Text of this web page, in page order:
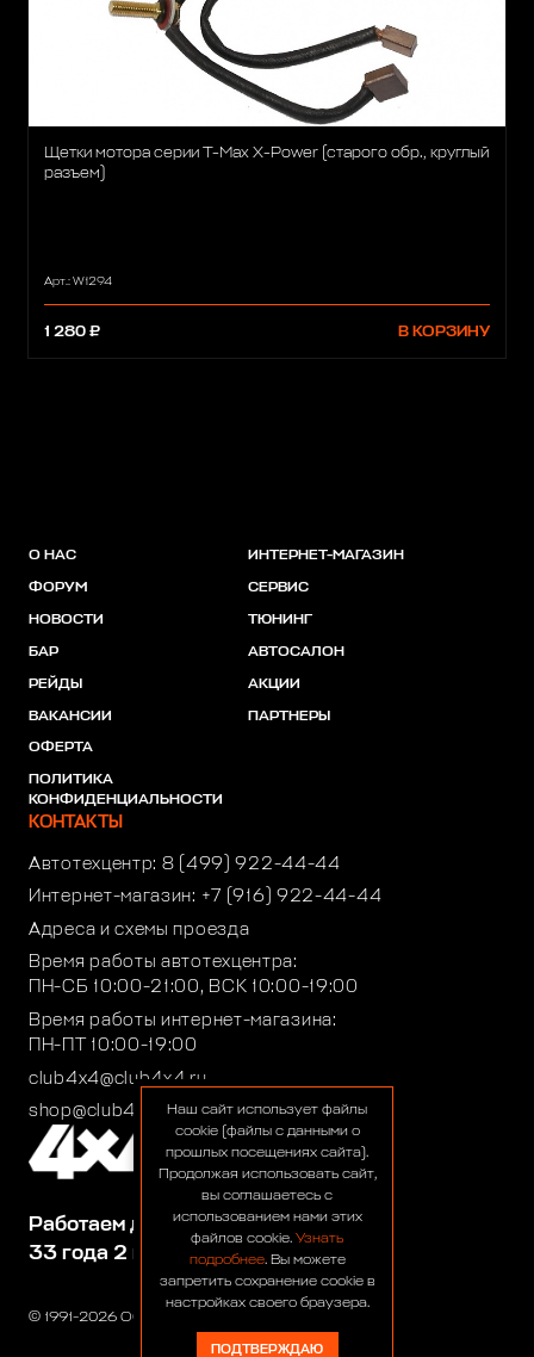
Щетки мотора серии T-Max X-Power (старого обр., круглый
разъем)
Арт.: W1294
1 280 ₽ В КОРЗИНУ
© 1991-2026 ООО «Сервис 4х4»
Работаем для вас:
33 года 2 месяца 22 дня
О НАС
ФОРУМ
НОВОСТИ
БАР
РЕЙДЫ
ВАКАНСИИ
ОФЕРТА
ПОЛИТИКА
КОНФИДЕНЦИАЛЬНОСТИ
ИНТЕРНЕТ-МАГАЗИН
СЕРВИС
ТЮНИНГ
АВТОСАЛОН
АКЦИИ
ПАРТНЕРЫ
КОНТАКТЫ
Автотехцентр: 8 (499) 922-44-44
Интернет-магазин: +7 (916) 922-44-44
Адреса и схемы проезда
Время работы автотехцентра:
ПН-СБ 10:00-21:00, ВСК 10:00-19:00
Время работы интернет-магазина:
ПН-ПТ 10:00-19:00
club4x4@club4x4.ru
shop@club4x4.ruНаш сайт использует файлы
cookie (файлы с данными о
прошлых посещениях сайта).
Продолжая использовать сайт,
вы соглашаетесь с
использованием нами этих
файлов cookie. Узнать
подробнее. Вы можете
запретить сохранение cookie в
настройках своего браузера.
ПОДТВЕРЖДАЮ